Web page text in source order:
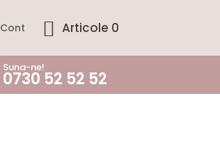
Cont Articole 0
Suna-ne!
0730 52 52 52